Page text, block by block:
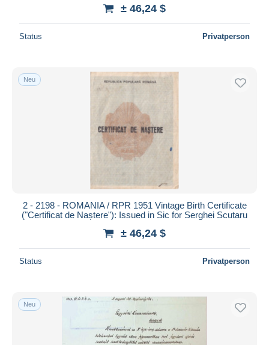
± 46,24 $
Status Privatperson
Neu
2 - 2198 - ROMANIA / RPR 1951 Vintage Birth Certificate
("Certificat de Naștere"): Issued in Sic for Serghei Scutaru
± 46,24 $
Status Privatperson
Neu